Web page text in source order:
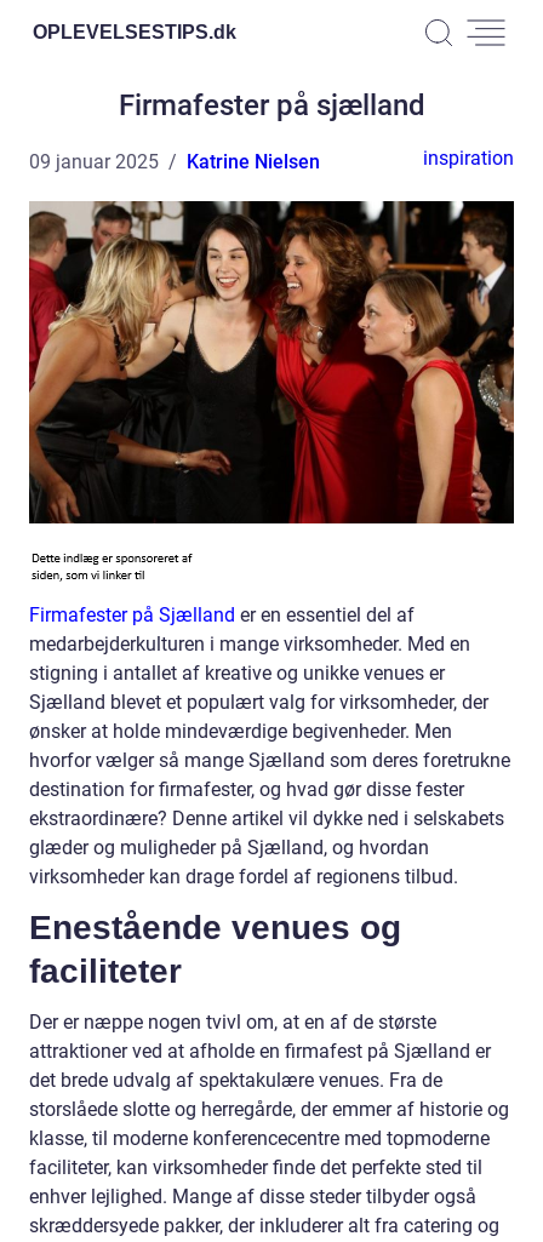
OPLEVELSESTIPS.dk
Firmafester på sjælland
09 januar 2025 Katrine Nielsen inspiration
Firmafester på Sjælland er en essentiel del af
medarbejderkulturen i mange virksomheder. Med en
stigning i antallet af kreative og unikke venues er
Sjælland blevet et populært valg for virksomheder, der
ønsker at holde mindeværdige begivenheder. Men
hvorfor vælger så mange Sjælland som deres foretrukne
destination for firmafester, og hvad gør disse fester
ekstraordinære? Denne artikel vil dykke ned i selskabets
glæder og muligheder på Sjælland, og hvordan
virksomheder kan drage fordel af regionens tilbud.
Enestående venues og
faciliteter
Der er næppe nogen tvivl om, at en af de største
attraktioner ved at afholde en firmafest på Sjælland er
det brede udvalg af spektakulære venues. Fra de
storslåede slotte og herregårde, der emmer af historie og
klasse, til moderne konferencecentre med topmoderne
faciliteter, kan virksomheder finde det perfekte sted til
enhver lejlighed. Mange af disse steder tilbyder også
skræddersyede pakker, der inkluderer alt fra catering og